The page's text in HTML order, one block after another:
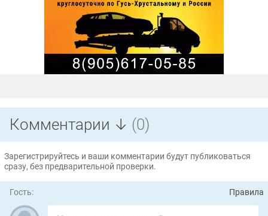
Комментарии ↓ (0)
Зарегистрируйтесь и ваши комментарии будут публиковаться
сразу, без предварительной проверки.
Гость: Правила